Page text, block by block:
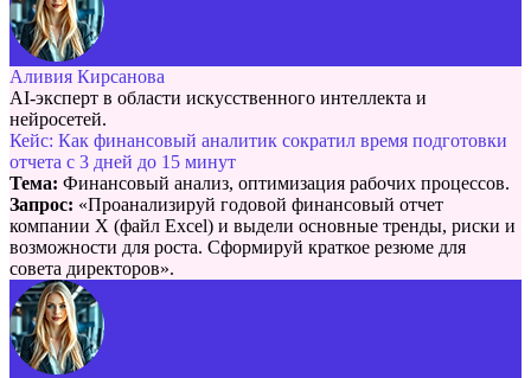
Аливия Кирсанова
AI-эксперт в области искусственного интеллекта и
нейросетей.
Кейс: Как финансовый аналитик сократил время подготовки
отчета с 3 дней до 15 минут
Тема: Финансовый анализ, оптимизация рабочих процессов.
Запрос: «Проанализируй годовой финансовый отчет
компании X (файл Excel) и выдели основные тренды, риски и
возможности для роста. Сформируй краткое резюме для
совета директоров».